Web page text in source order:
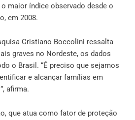
maior índice observado desde o
em 2008.
Cristiano Boccolini ressalta
graves no Nordeste, os dados
o Brasil. “É preciso que sejamos
e alcançar famílias em
afirma.
que atua como fator de proteção